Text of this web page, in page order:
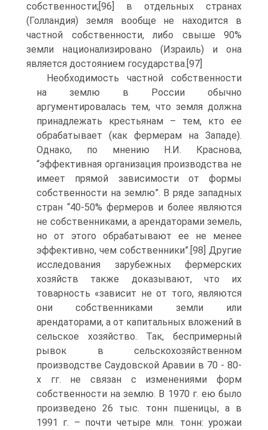
собственности;[96] в отдельных странах
(Голландия) земля вообще не находится в
частной собственности, либо свыше 90%
земли национализировано (Израиль) и она
является достоянием государства.[97]
Необходимость частной собственности
на землю в России обычно
аргументировалась тем, что земля должна
принадлежать крестьянам – тем, кто ее
обрабатывает (как фермерам на Западе).
Однако, по мнению Н.И. Краснова,
“эффективная организация производства не
имеет прямой зависимости от формы
собственности на землю”. В ряде западных
стран “40-50% фермеров и более являются
не собственниками, а арендаторами земель,
но от этого обрабатывают ее не менее
эффективно, чем собственники”.[98] Другие
исследования зарубежных фермерских
хозяйств также доказывают, что их
товарность «зависит не от того, являются
они собственниками земли или
арендаторами, а от капитальных вложений в
сельское хозяйство. Так, беспримерный
рывок в сельскохозяйственном
производстве Саудовской Аравии в 70 - 80-
х гг. не связан с изменениями форм
собственности на землю. В 1970 г. ею было
произведено 26 тыс. тонн пшеницы, а в
1991 г. – почти четыре млн. тонн: урожаи